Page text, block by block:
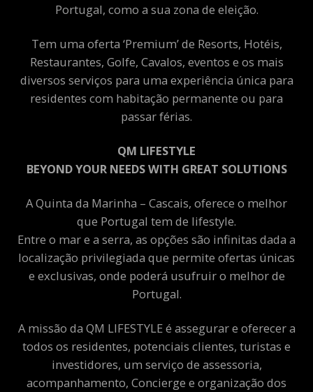
Portugal, como a sua zona de eleição.
Tem uma oferta ‘Premium’ de Resorts, Hotéis,
Restaurantes, Golfe, Cavalos, eventos e os mais
diversos serviços para uma experiência única para
residentes com habitação permanente ou para
passar férias.
QM LIFESTYLE
BEYOND YOUR NEEDS WITH GREAT SOLUTIONS
A Quinta da Marinha – Cascais, oferece o melhor
que Portugal tem de lifestyle.
Entre o mar e a serra, as opções são infinitas dada a
localização privilegiada que permite ofertas únicas
e exclusivas, onde poderá usufruir o melhor de
Portugal.
A missão da QM LIFESTYLE é assegurar e oferecer a
todos os residentes, potenciais clientes, turistas e
investidores, um serviço de assessoria,
acompanhamento, Concierge e organização dos